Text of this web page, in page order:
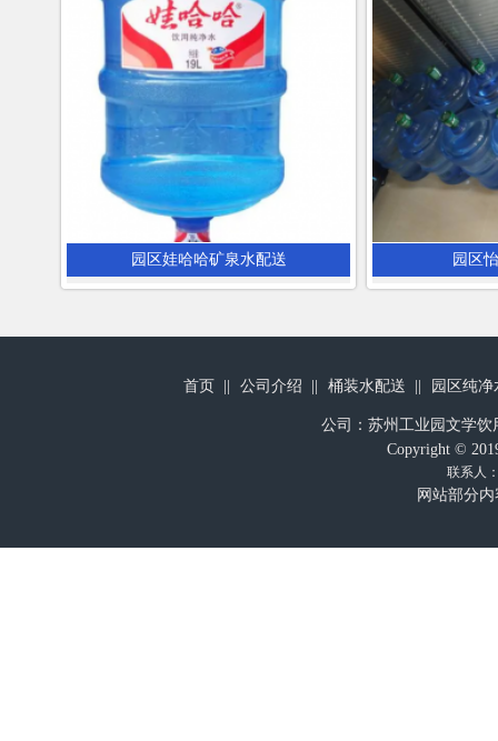
园区娃哈哈矿泉水配送 园区
首页 公司介绍 桶装水配送 园区纯净
公司：苏州工业园文学
Copyright ©
联系人
网站部分